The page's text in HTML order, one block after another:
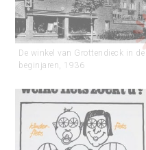
De winkel van Grottendieck in de
beginjaren, 1936